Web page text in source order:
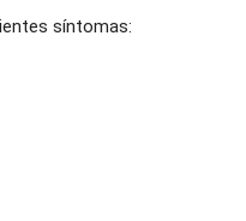
síntomas: